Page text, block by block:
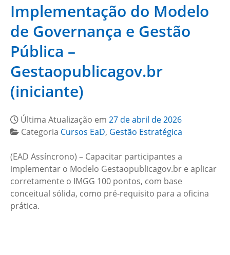
Implementação do Modelo
de Governança e Gestão
Pública –
Gestaopublicagov.br
(iniciante)
Última Atualização em 27 de abril de 2026
Categoria Cursos EaD, Gestão Estratégica
(EAD Assíncrono) – Capacitar participantes a
implementar o Modelo Gestaopublicagov.br e aplicar
corretamente o IMGG 100 pontos, com base
conceitual sólida, como pré-requisito para a oficina
prática.